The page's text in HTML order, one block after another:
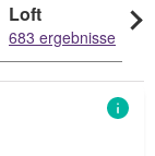
Loft
683 ergebnisse